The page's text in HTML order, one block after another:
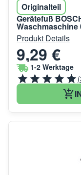
Originalteil
Gerätefuß
Waschmaschine
Produkt Details
9,29 €
1-2 Werktage